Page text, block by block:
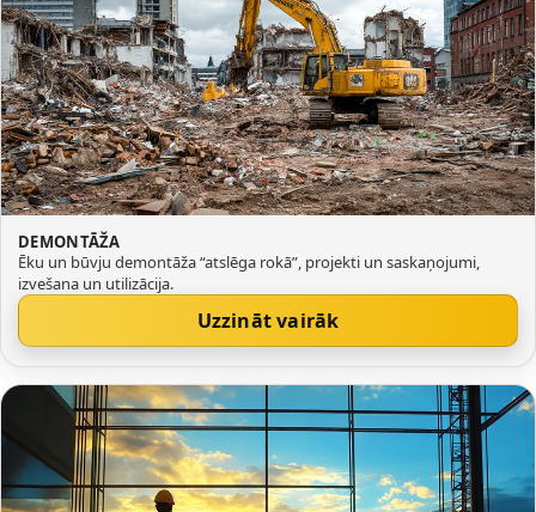
DEMONTĀŽA
Ēku un būvju demontāža “atslēga rokā”, projekti un saskaņojumi,
izvešana un utilizācija.
Uzzināt vairāk